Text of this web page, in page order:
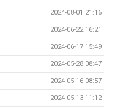
2024-08-01 21:16
2024-06-22 16:21
2024-06-17 15:49
2024-05-28 08:47
2024-05-16 08:57
2024-05-13 11:12